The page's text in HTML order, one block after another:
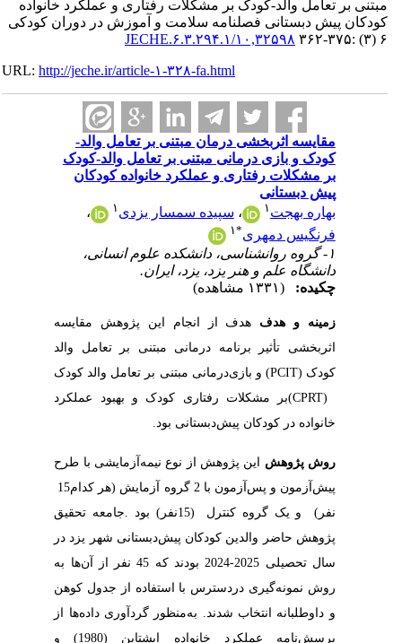
مبتنی بر تعامل والد-کودک بر مشکلات رفتاری و عملکرد خانواده
کودکان پیش دبستانی فصلنامه سلامت و آموزش در دوران کودکی
۱۰,۳۲۵۹۸/JECHE.۶.۳.۲۹۴.۱
URL:http://jeche.ir/article-۱-۳۲۸-fa.html
مقایسه اثربخشی درمان مبتنی بر تعامل والد-
کودک و بازی درمانی مبتنی بر تعامل والد-کودک
بر مشکلات رفتاری و عملکرد خانواده کودکان
پیش دبستانی
بهاره بهجت۱ ،سپیده سمسار یزدی۱
،
فرنگیس دمهری
۱
۱- گروه روانشناسی، دانشکده علوم انسانی،
دانشگاه علم و هنر یزد، یزد، ایران.
چکیده:
زمینه‭ ‬و‭ ‬هدف
‭ ‬هدف‭ ‬از‭ ‬انجام‭ ‬این‭ ‬پژوهش‭ ‬مقایسه‭
‬کودک‭ (‬PCIT‭) ‬و‭ ‬بازی‌درمانی‭ ‬مبتنی‭ ‬بر‭ ‬تعامل‭ ‬والد‭ ‬کودک‭
‬‌‭(‬CPRT‭) ‬بر‭ ‬‌مشکلات‭ ‬رفتاری‭ ‬کودک‭ ‬و‭ ‬بهبود‭ ‬عملکرد‭
‬خانواده‭ ‬در‭ ‬کودکان‭ ‬پیش‌دبستانی‭ ‬بود‭. ‬
روش‭ ‬پژوهش
‬پیش‌آزمون‭ ‬و‭ ‬پس‌آزمون‭ ‬با‭ ‬2‭ ‬گروه‭ ‬آزمایش‭) ‬هر‭ ‬کدام‭ ‬15‭
‬نفر)‭ ‬و‭ ‬یک‭ ‬گروه‭ ‬کنترل‭‬ 15‭) ‬نفر)‭ ‬بود‭. ‬جامعه‭ ‬تحقیق‭
‬پژوهش‭ ‬حاضر‭ ‬والدین‭ ‬کودکان‭ ‬پیش‌دبستانی‭ ‬شهر‭ ‬یزد‭ ‬در‭
‬روش‭ ‬نمونه‌گیری‭ ‬دردسترس‭ ‬با‭ ‬استفاده‭ ‬از‭ ‬جدول‭ ‬کوهن‭